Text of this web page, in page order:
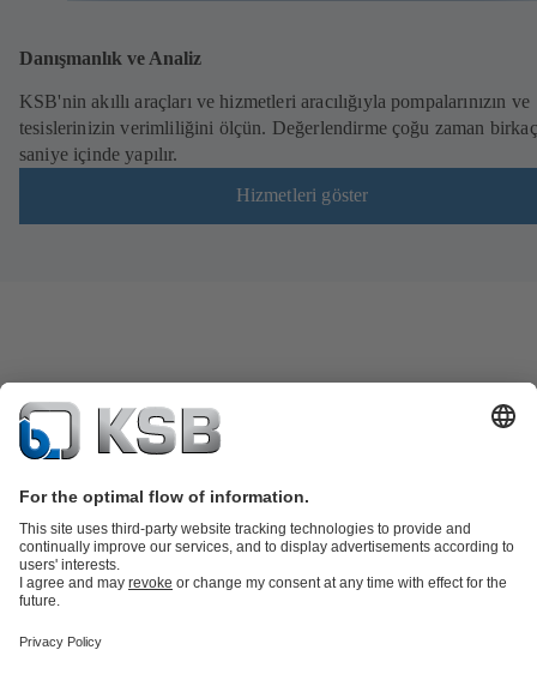
Danışmanlık ve Analiz
KSB'nin akıllı araçları ve hizmetleri aracılığıyla pompalarınızın ve
tesislerinizin verimliliğini ölçün. Değerlendirme çoğu zaman birkaç
saniye içinde yapılır.
Hizmetleri göster